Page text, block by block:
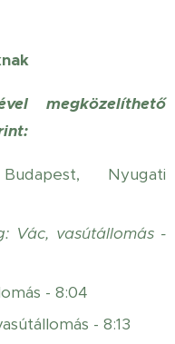
megközelíthető
Nyugati
Vác, vasútállomás -
- 8:04
- 8:13